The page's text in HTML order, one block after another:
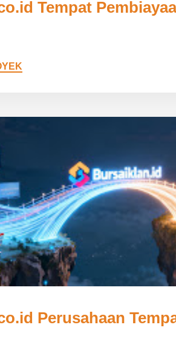
Tempat
Perusahaan